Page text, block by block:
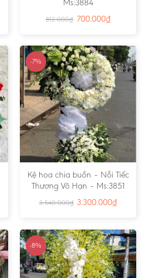
Ms:3884
812.000₫ 700.000₫
-7%
Kệ hoa chia buồn – Nỗi Tiếc
Thương Vô Hạn – Ms:3851
3.540.000₫ 3.300.000₫
-8%